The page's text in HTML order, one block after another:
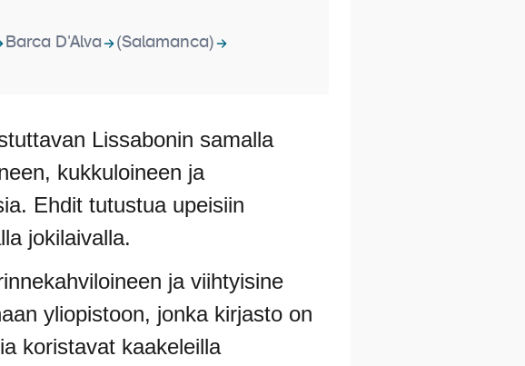
Barca D'Alva
(Salamanca)
Lissabonin samalla
kukkuloineen ja
Ehdit tutustua upeisiin
jokilaivalla.
ja viihtyisine
yliopistoon, jonka kirjasto on
koristavat kaakeleilla